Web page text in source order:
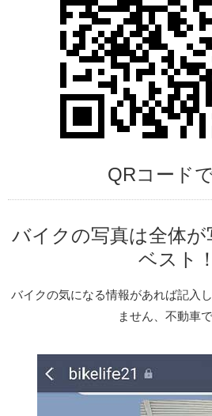
QRコード
バイクの写真は全体
ベスト！
バイクの気になる情報があれば記入
ません、不動車で